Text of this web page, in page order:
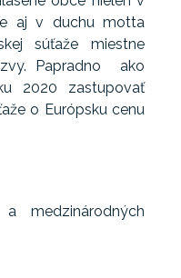
aj v duchu motta
súťaže miestne
Papradno ako
2020 zastupovať
o Európsku cenu
medzinárodných